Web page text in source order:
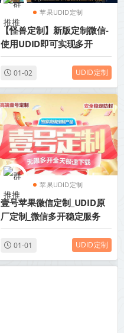
苹果UDID定制
UDID定制版微信
【怪兽定制】新版定制微信-
使用UDID即可实现多开
01-02 UDID定制
苹果UDID定制
UDID定制版微信
壹号苹果微信定制_UDID原
厂定制_微信多开稳定服务
01-01 UDID定制